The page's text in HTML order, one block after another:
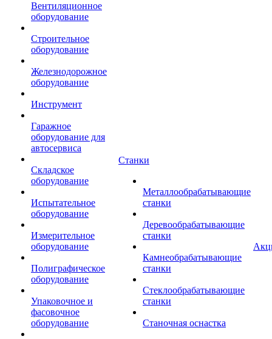
Вентиляционное
оборудование
Строительное
оборудование
Железнодорожное
оборудование
Инструмент
Гаражное
оборудование для
автосервиса
Складское
оборудование
Испытательное
оборудование
Измерительное
оборудование
Полиграфическое
оборудование
Упаковочное и
фасовочное
оборудование
Станки
Металлообрабатывающие
станки
Деревообрабатывающие
станки
Камнеобрабатывающие
станки
Стеклообрабатывающие
станки
Станочная оснастка